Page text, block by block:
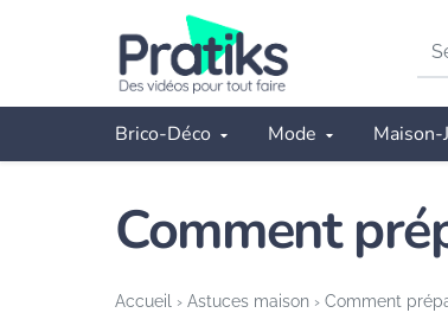
Brico-Déco Mode Maison-
Accueil › Astuces maison › Comment
Comment